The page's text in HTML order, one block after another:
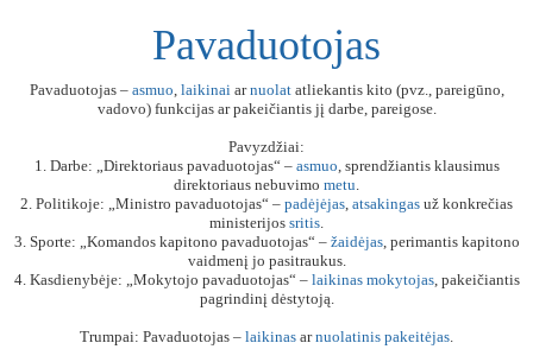
Pavaduotojas
Pavaduotojas – asmuo, laikinaiarnuolatatliekantis kito (pvz., pareigūno,
vadovo) funkcijas ar pakeičiantis jį darbe, pareigose.
Pavyzdžiai:
1. Darbe: „Direktoriaus pavaduotojas“ – asmuo, sprendžiantis klausimus
direktoriaus nebuvimo metu.
2. Politikoje: „Ministro pavaduotojas“ – padėjėjas, atsakingas už konkrečias
ministerijos sritis.
3. Sporte: „Komandos kapitono pavaduotojas“ – žaidėjas, perimantis kapitono
vaidmenį jo pasitraukus.
4. Kasdienybėje: „Mokytojo pavaduotojas“ – laikinas mokytojas, pakeičiantis
pagrindinį dėstytoją.
Trumpai: Pavaduotojas – laikinas arnuolatinis pakeitėjas.